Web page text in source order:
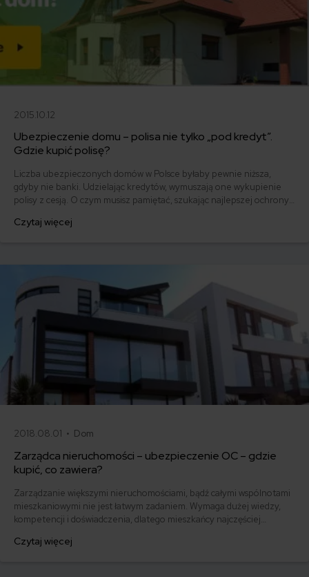
2015.10.12
Ubezpieczenie domu – polisa nie tylko „pod kredyt”.
Gdzie kupić polisę?
Liczba ubezpieczonych domów w Polsce byłaby pewnie niższa,
gdyby nie banki. Udzielając kredytów, wymuszają one wykupienie
polisy z cesją. O czym musisz pamiętać, szukając najlepszej ochrony?
ubezpieczasz „dla banku"? Przeczytaj porady Akademii
Czytaj więcej
2018.08.01 • Dom
Zarządca nieruchomości – ubezpieczenie OC – gdzie
kupić, co zawiera?
Zarządzanie większymi nieruchomościami, bądź całymi wspólnotami
mieszkaniowymi nie jest łatwym zadaniem. Wymaga dużej wiedzy,
kompetencji i doświadczenia, dlatego mieszkańcy najczęściej
jest i jak wygląda OC zarządcy nieruchomości?
Czytaj więcej